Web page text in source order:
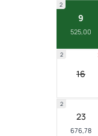
9
525,00
2
16
2
23
676,78
2